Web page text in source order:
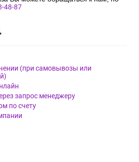
48-87
(при самовывозы или
запрос менеджеру
по счету